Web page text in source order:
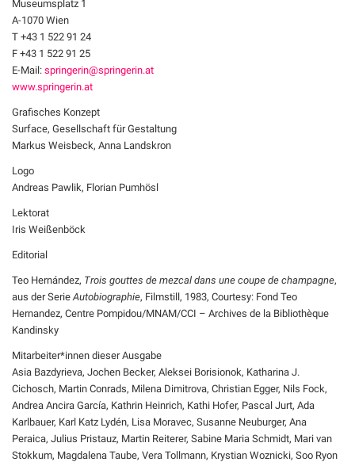
Museumsplatz 1
A-1070 Wien
T +43 1 522 91 24
F +43 1 522 91 25
E-Mail: springerin@springerin.at
www.springerin.at
Grafisches Konzept
Surface, Gesellschaft für Gestaltung
Markus Weisbeck, Anna Landskron
Logo
Andreas Pawlik, Florian Pumhösl
Lektorat
Iris Weißenböck
Editorial
Teo Hernández, Trois gouttes de mezcal dans une coupe de champagne,
aus der SerieAutobiographie, Filmstill, 1983, Courtesy: Fond Teo
Hernandez, Centre Pompidou/MNAM/CCI – Archives de la Bibliothèque
Kandinsky
Mitarbeiter*innen dieser Ausgabe
Asia Bazdyrieva, Jochen Becker, Aleksei Borisionok, Katharina J.
Cichosch, Martin Conrads, Milena Dimitrova, Christian Egger, Nils Fock,
Andrea Ancira García, Kathrin Heinrich, Kathi Hofer, Pascal Jurt, Ada
Karlbauer, Karl Katz Lydén, Lisa Moravec, Susanne Neuburger, Ana
Peraica, Julius Pristauz, Martin Reiterer, Sabine Maria Schmidt, Mari van
Stokkum, Magdalena Taube, Vera Tollmann, Krystian Woznicki, Soo Ryon